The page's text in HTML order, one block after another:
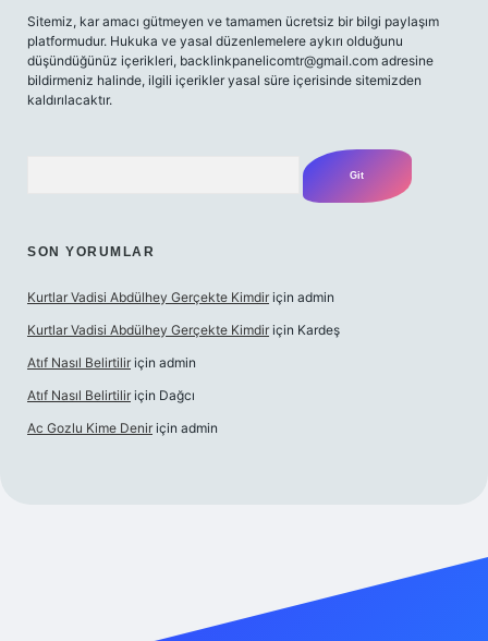
Sitemiz, kar amacı gütmeyen ve tamamen ücretsiz bir bilgi paylaşım
platformudur. Hukuka ve yasal düzenlemelere aykırı olduğunu
düşündüğünüz içerikleri, backlinkpanelicomtr@gmail.com adresine
bildirmeniz halinde, ilgili içerikler yasal süre içerisinde sitemizden
kaldırılacaktır.
SON YORUMLAR
Kurtlar Vadisi Abdülhey Gerçekte Kimdir için admin
Kurtlar Vadisi Abdülhey Gerçekte Kimdir için Kardeş
Atıf Nasıl Belirtilir için admin
Atıf Nasıl Belirtilir için Dağcı
Ac Gozlu Kime Denir için admin